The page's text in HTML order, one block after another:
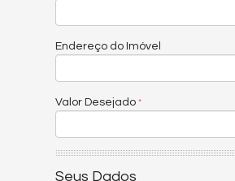
Endereço do Imóvel
Valor Desejado
Seus Dados